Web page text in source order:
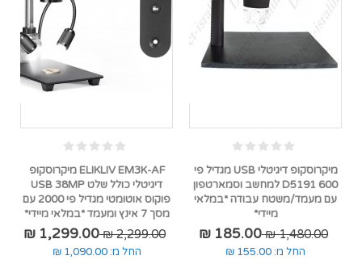
מיקרוסקופ דיגיטלי USB מגדיל פי
600 D5191 למחשב וסמארטפון
עם מעמד/משטח עבודה *במלאי
מיידי*
1,480.00 ₪
185.00 ₪
החל מ: 155.00 ₪
ELIKLIV EM3K-AF מיקרוסקופ
דיגיטלי כולל שלט USB 38MP
פוקוס אוטומטי מגדיל פי 2000 עם
מסך 7 אינץ ומעמד *במלאי מיידי*
2,299.00 ₪
1,299.00 ₪
החל מ: 1,090.00 ₪